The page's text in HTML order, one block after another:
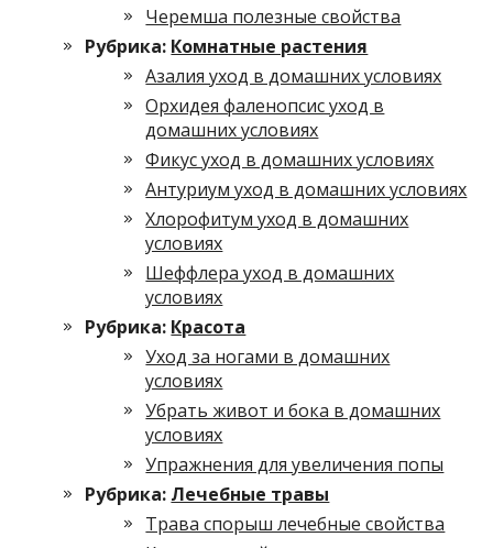
Черемша полезные свойства
Рубрика: Комнатные растения
Азалия уход в домашних условиях
Орхидея фаленопсис уход в
домашних условиях
Фикус уход в домашних условиях
Антуриум уход в домашних условиях
Хлорофитум уход в домашних
условиях
Шеффлера уход в домашних
условиях
Рубрика: Красота
Уход за ногами в домашних
условиях
Убрать живот и бока в домашних
условиях
Упражнения для увеличения попы
Рубрика: Лечебные травы
Трава спорыш лечебные свойства